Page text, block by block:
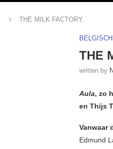
THE MILK FACTORY.
BELGISCH
THE
written by
Aula, zo
en Thijs
Vanwaar
Edmund